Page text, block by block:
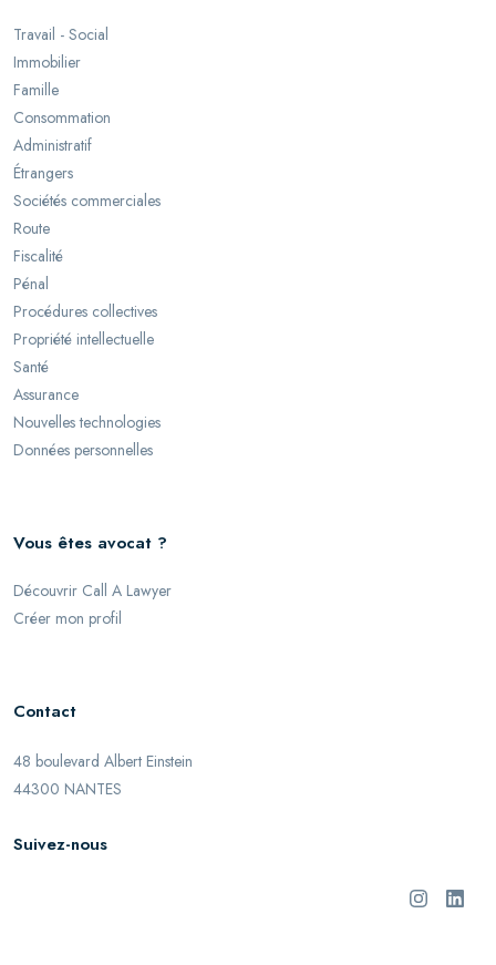
Travail - Social
Immobilier
Famille
Consommation
Administratif
Étrangers
Sociétés commerciales
Route
Fiscalité
Pénal
Procédures collectives
Propriété intellectuelle
Santé
Assurance
Nouvelles technologies
Données personnelles
Vous êtes avocat ?
Découvrir Call A Lawyer
Créer mon profil
Contact
48 boulevard Albert Einstein
44300 NANTES
Suivez-nous